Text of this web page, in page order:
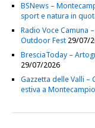
BSNews –
sport e natura in
Radio Voce Camuna
Outdoor Fest 29/07/
BresciaToday –
29/07/2026
Gazzetta delle Valli –
estiva a